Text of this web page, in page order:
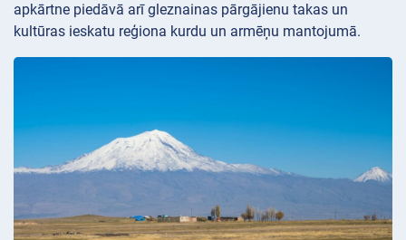
apkārtne piedāvā arī gleznainas pārgājienu takas un
kultūras ieskatu reģiona kurdu un armēņu mantojumā.